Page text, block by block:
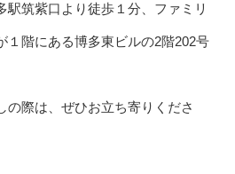
駅筑紫口より徒歩１分、ファミリ
１階にある博多東ビルの2階202号
の際は、ぜひお立ち寄りくださ